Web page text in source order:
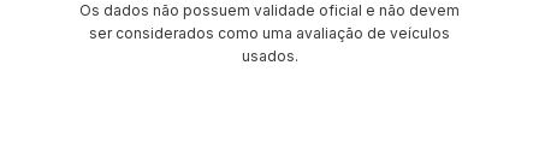
Os dados não possuem validade oficial e não devem
ser considerados como uma avaliação de veículos
usados.